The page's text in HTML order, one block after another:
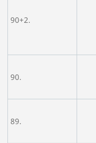
90+2.
90.
89.